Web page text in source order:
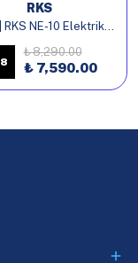
RKS
Byqee | RKS NE-10 Elektrikli Bisiklet Batarya
8
₺ 8,290.00
₺ 7,590.00